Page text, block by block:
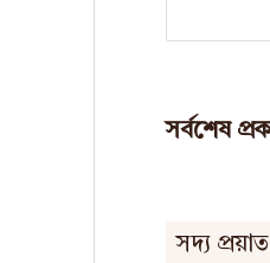
সর্বশেষ
সদ্য